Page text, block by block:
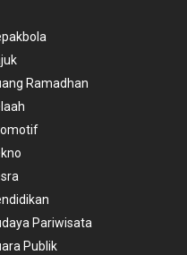
Ramadhan
Pariwisata
Publik